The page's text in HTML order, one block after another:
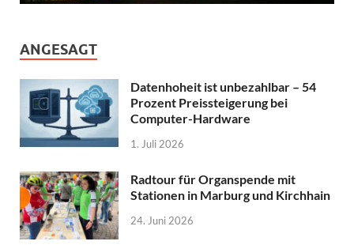
ANGESAGT
Datenhoheit ist unbezahlbar – 54
Prozent Preissteigerung bei
Computer-Hardware
1. Juli 2026
Radtour für Organspende mit
Stationen in Marburg und Kirchhain
24. Juni 2026